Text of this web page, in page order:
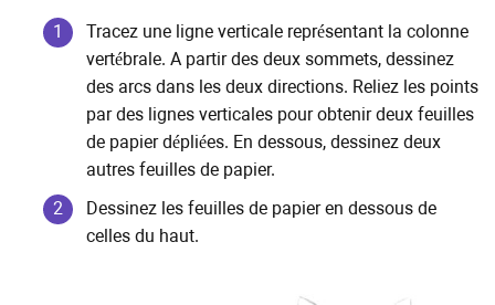
Tracez une ligne verticale représentant la colonne
vertébrale. A partir des deux sommets, dessinez
des arcs dans les deux directions. Reliez les points
par des lignes verticales pour obtenir deux feuilles
de papier dépliées. En dessous, dessinez deux
autres feuilles de papier.
Dessinez les feuilles de papier en dessous de
celles du haut.